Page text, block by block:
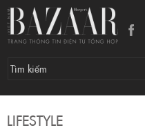
LIFESTYLE